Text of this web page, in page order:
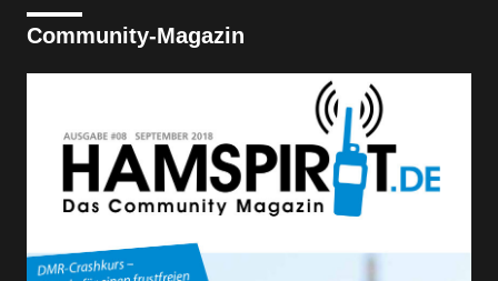
Community-Magazin